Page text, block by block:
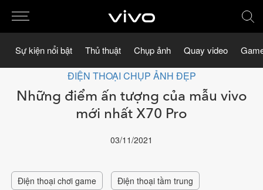
Sự kiện nổi bật Thủ thuật Chụp ảnh Quay video
ĐIỆN THOẠI CHỤP ẢNH ĐẸP
Những điểm ấn tượng của mẫu vivo
mới nhất X70 Pro
03/11/2021
Điện thoại chơi game Điện thoại tầm trung